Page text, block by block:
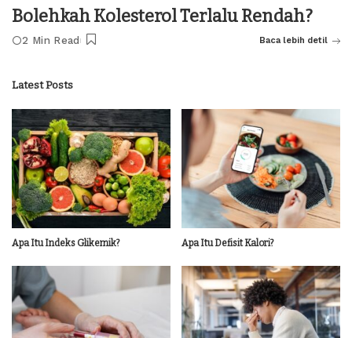
Bolehkah Kolesterol Terlalu Rendah?
2 Min Read Baca lebih detil
Latest Posts
Apa Itu Indeks Glikemik? Apa Itu Defisit Kalori?